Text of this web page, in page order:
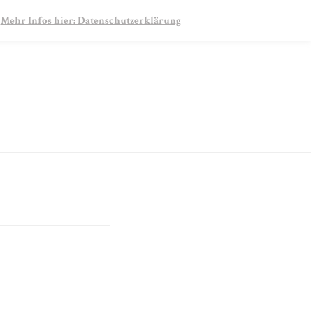
Mehr Infos hier: Datenschutzerklärung